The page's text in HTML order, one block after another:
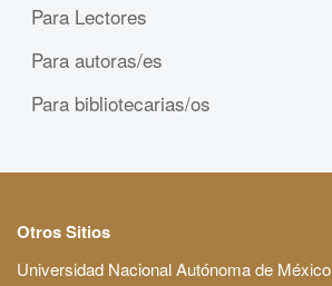
Para Lectores
Para autoras/es
Para bibliotecarias/os
Otros Sitios
Universidad Nacional Autónoma de México